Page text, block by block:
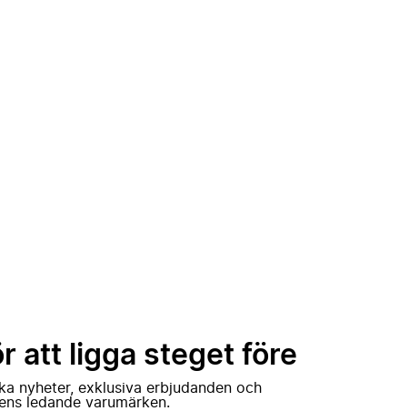
att ligga steget före
nyheter, exklusiva erbjudanden och
ledande varumärken.